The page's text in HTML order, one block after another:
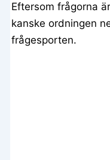
Eftersom frågorna
kanske ordningen
frågesporten.